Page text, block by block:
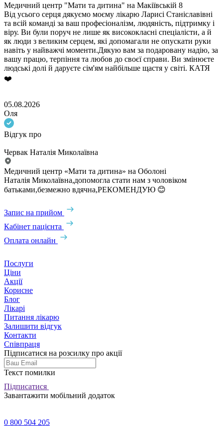
Медичний центр "Мати та дитина" на Макіївській 8
Від усього серця дякуємо моєму лікарю Ларисі Станіславівні
та всій команді за ваш професіоналізм, людяність, підтримку і
віру. Ви були поруч не лише як висококласні спеціалісти, а й
як люди з великим серцем, які допомагали не опускати руки
навіть у найважчі моменти.Дякую вам за подаровану надію, за
вашу працю, терпіння та любов до своєї справи. Ви змінюєте
людські долі й даруєте сім'ям найбільше щастя у світі. КАТЯ
❤️
05.08.2026
Оля
Відгук про
Червак Наталія Миколаївна
Медичний центр «Мати та дитина» на Оболоні
Наталія Миколаївна,допомогла стати нам з чоловіком
батьками,безмежно вдячна,РЕКОМЕНДУЮ 😊
Запис на прийом
Кабінет пацієнта
Оплата онлайн
Послуги
Ціни
Акції
Корисне
Блог
Лікарі
Питання лікарю
Залишити відгук
Контакти
Співпраця
Підписатися на розсилку про акції
Текст помилки
Підписатися
Завантажити мобільний додаток
0 800 504 205